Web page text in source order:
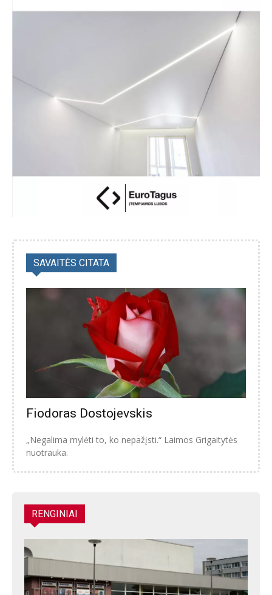
SAVAITĖS CITATA
Fiodoras Dostojevskis
„Negalima mylėti to, ko nepažįsti.“ Laimos Grigaitytės
nuotrauka.
RENGINIAI